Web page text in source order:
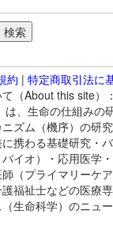
約 | 特定商取引法に
（About this site）
は、生命の仕組みの
ズム（機序）の研究
携わる基礎研究・
バイオ）・応用医学
（プライマリーケ
福祉士などの医療
生命科学）のニュ